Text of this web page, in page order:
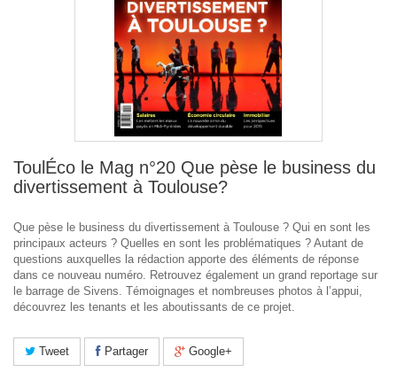
ToulÉco le Mag n°20 Que pèse le business du
divertissement à Toulouse?
Que pèse le business du divertissement à Toulouse ? Qui en sont les
principaux acteurs ? Quelles en sont les problématiques ? Autant de
questions auxquelles la rédaction apporte des éléments de réponse
dans ce nouveau numéro. Retrouvez également un grand reportage sur
le barrage de Sivens. Témoignages et nombreuses photos à l’appui,
découvrez les tenants et les aboutissants de ce projet.
Tweet Partager Google+